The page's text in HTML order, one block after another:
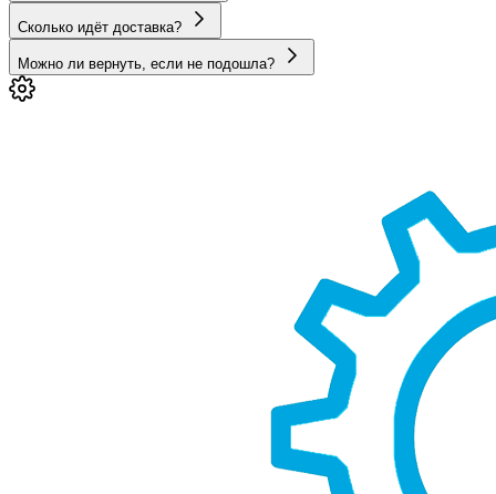
Сколько идёт доставка?
Можно ли вернуть, если не подошла?